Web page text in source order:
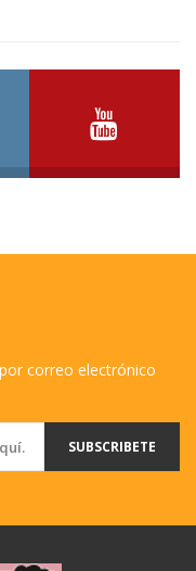
correo electrónico
SUBSCRIBETE